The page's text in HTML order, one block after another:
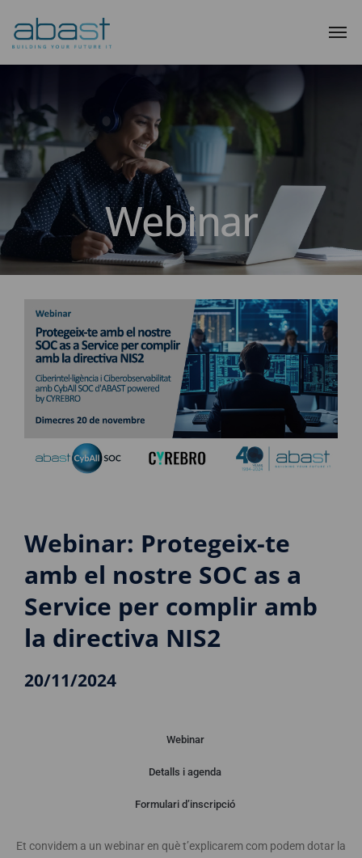
Webinar
Webinar: Protegeix-te
amb el nostre SOC as a
Service per complir amb
la directiva NIS2
20/11/2024
Webinar
Detalls i agenda
Formulari d’inscripció
Et convidem a un webinar en què t’explicarem com podem dotar la